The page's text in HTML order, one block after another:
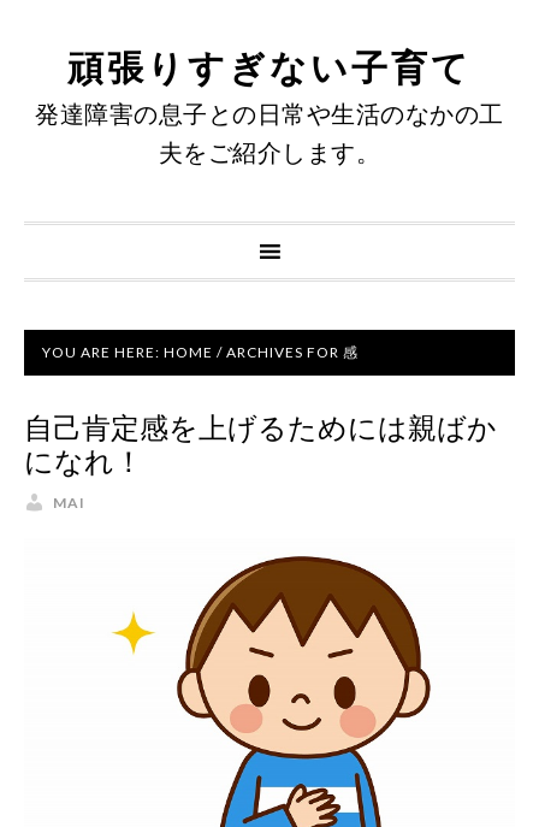
頑張りすぎない子育て
発達障害の息子との日常や生活のなかの工
夫をご紹介します。
YOU ARE HERE: HOME / ARCHIVES FOR 感
自己肯定感を上げるためには親ばか
になれ！
MAI